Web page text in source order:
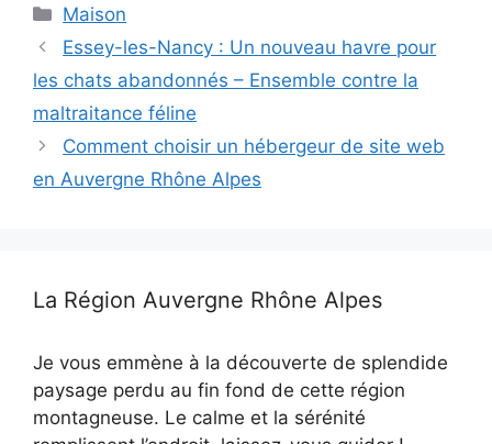
Catégories
Maison
Essey-les-Nancy : Un nouveau havre pour
les chats abandonnés – Ensemble contre la
maltraitance féline
Comment choisir un hébergeur de site web
en Auvergne Rhône Alpes
La Région Auvergne Rhône Alpes
Je vous emmène à la découverte de splendide
paysage perdu au fin fond de cette région
montagneuse. Le calme et la sérénité